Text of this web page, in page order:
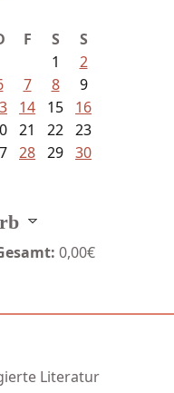
F S
S
1
2
7 8
9
14 15
16
21 22 23
28 29 30
0,00€
Literatur